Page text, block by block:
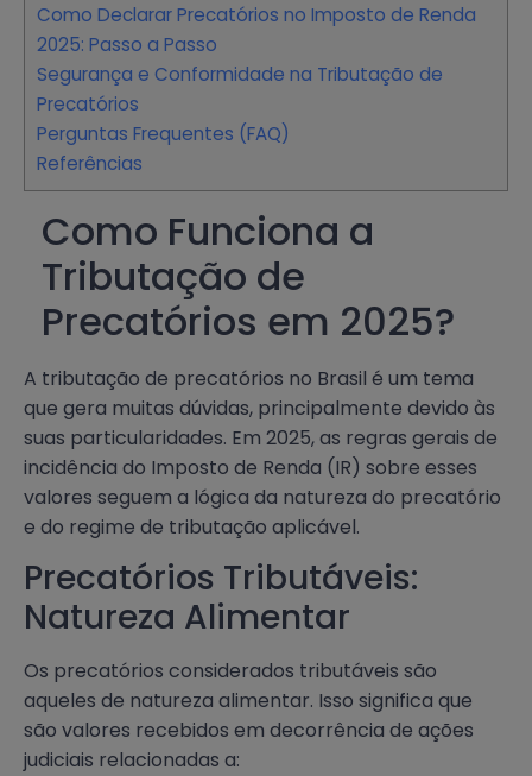
Como Declarar Precatórios no Imposto de Renda
2025: Passo a Passo
Segurança e Conformidade na Tributação de
Precatórios
Perguntas Frequentes (FAQ)
Referências
Como Funciona a
Tributação de
Precatórios em 2025?
A tributação de precatórios no Brasil é um tema
que gera muitas dúvidas, principalmente devido às
suas particularidades. Em 2025, as regras gerais de
incidência do Imposto de Renda (IR) sobre esses
valores seguem a lógica da natureza do precatório
e do regime de tributação aplicável.
Precatórios Tributáveis:
Natureza Alimentar
Os precatórios considerados tributáveis são
aqueles de natureza alimentar. Isso significa que
são valores recebidos em decorrência de ações
judiciais relacionadas a: